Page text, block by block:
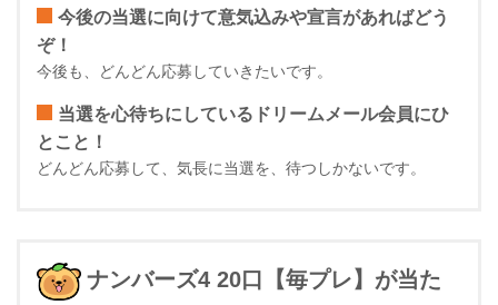
今後の当選に向けて意気込みや宣言があればどう
ぞ！
今後も、どんどん応募していきたいです。
当選を心待ちにしているドリームメール会員にひ
とこと！
どんどん応募して、気長に当選を、待つしかないです。
ナンバーズ4 20口【毎プレ】が当た